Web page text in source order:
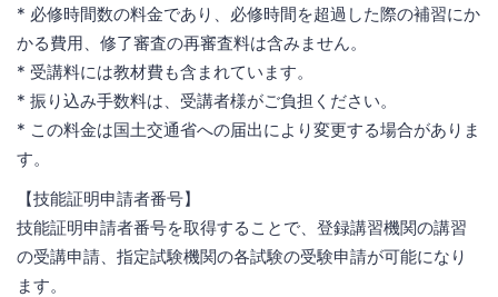
* 必修時間数の料金であり、必修時間を超過した際の補習にか
かる費用、修了審査の再審査料は含みません。
* 受講料には教材費も含まれています。
* 振り込み手数料は、受講者様がご負担ください。
* この料金は国土交通省への届出により変更する場合がありま
す。
【技能証明申請者番号】
技能証明申請者番号を取得することで、登録講習機関の講習
の受講申請、指定試験機関の各試験の受験申請が可能になり
ます。